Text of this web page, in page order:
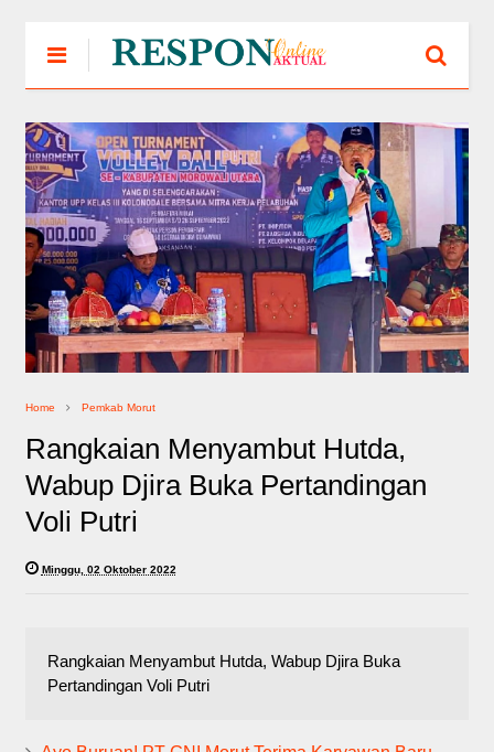
Home Pemkab Morut
Rangkaian Menyambut Hutda,
Wabup Djira Buka Pertandingan
Voli Putri
Minggu, 02 Oktober 2022
Rangkaian Menyambut Hutda, Wabup Djira Buka
Pertandingan Voli Putri